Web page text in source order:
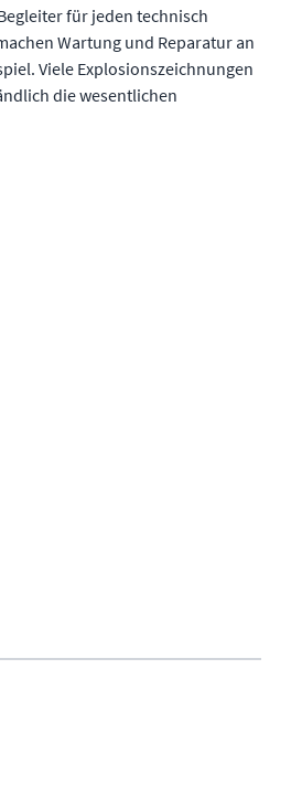
für jeden technisch
Wartung und Reparatur an
Viele Explosionszeichnungen
die wesentlichen